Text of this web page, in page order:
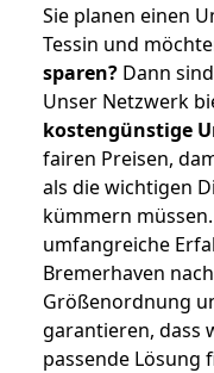
Sie planen einen
Tessin und
sparen? Dann
Unser Netzwerk
kostengünstige
fairen Preisen,
als die wichtigen
kümmern
umfangreiche
Bremerhaven
Größenordnung
garantieren, dass
passende Lösung